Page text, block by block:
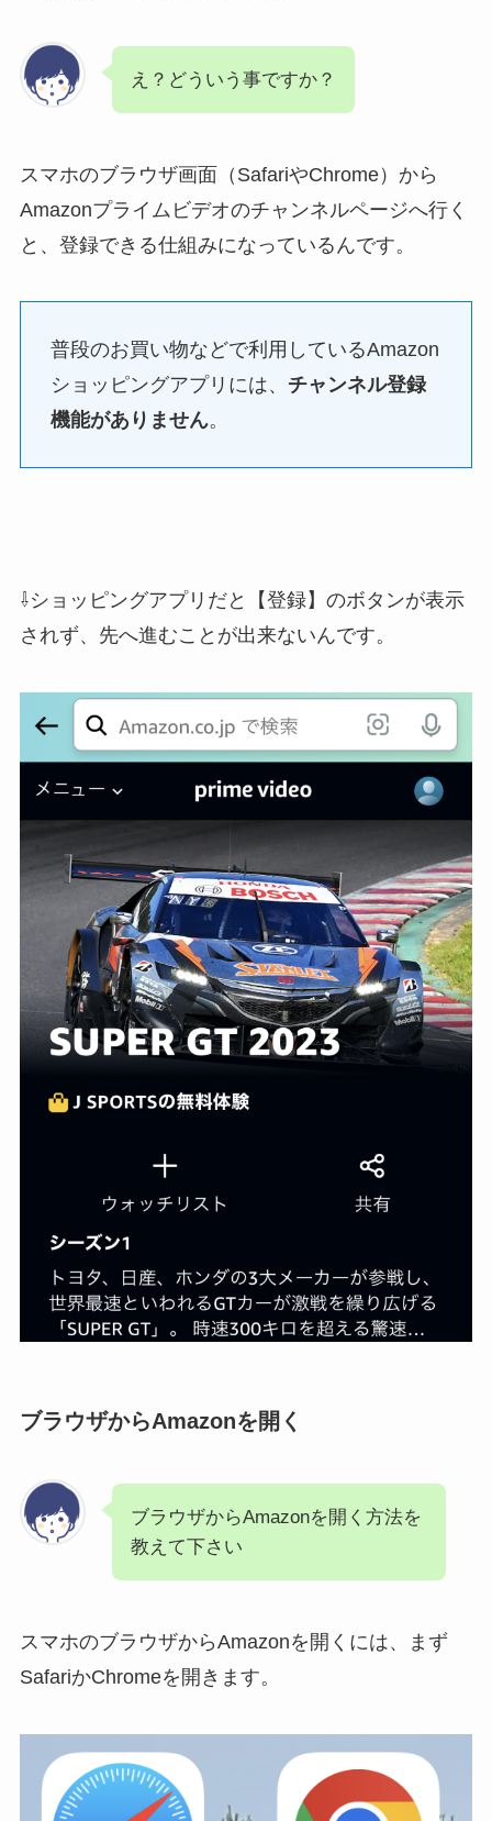
え？どういう事ですか？
スマホのブラウザ画面（SafariやChrome）から
Amazonプライムビデオのチャンネルページへ行く
と、登録できる仕組みになっているんです。
普段のお買い物などで利用しているAmazon
ショッピングアプリには、 チャンネル登録
機能がありません。
⇩ショッピングアプリだと【登録】のボタンが表示
されず、先へ進むことが出来ないんです。
ブラウザからAmazonを開く
ブラウザからAmazonを開く方法を
教えて下さい
スマホのブラウザからAmazonを開くには、まず
SafariかChromeを開きます。